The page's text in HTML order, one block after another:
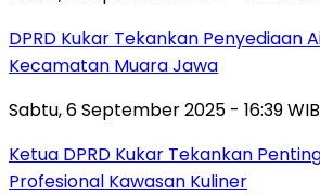
DPRD Kukar Tekankan Penyediaan
Kecamatan Muara Jawa
Sabtu, 6 September 2025 - 16:39 WIB
Ketua DPRD Kukar Tekankan
Profesional Kawasan Kuliner